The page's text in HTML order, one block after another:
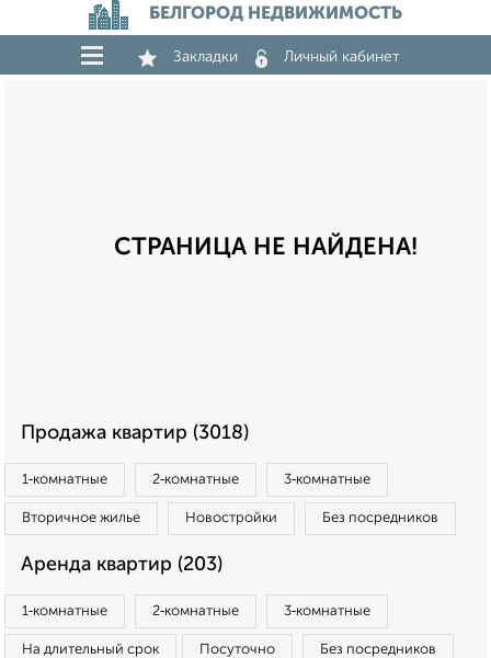
БЕЛГОРОД НЕДВИЖИМОСТЬ
Закладки Личный кабинет
СТРАНИЦА НЕ НАЙДЕНА!
Продажа квартир (3018)
1‑комнатные 2‑комнатные 3‑комнатные
Вторичное жилье Новостройки Без посредников
Аренда квартир (203)
1‑комнатные 2‑комнатные 3‑комнатные
На длительный срок Посуточно Без посредников